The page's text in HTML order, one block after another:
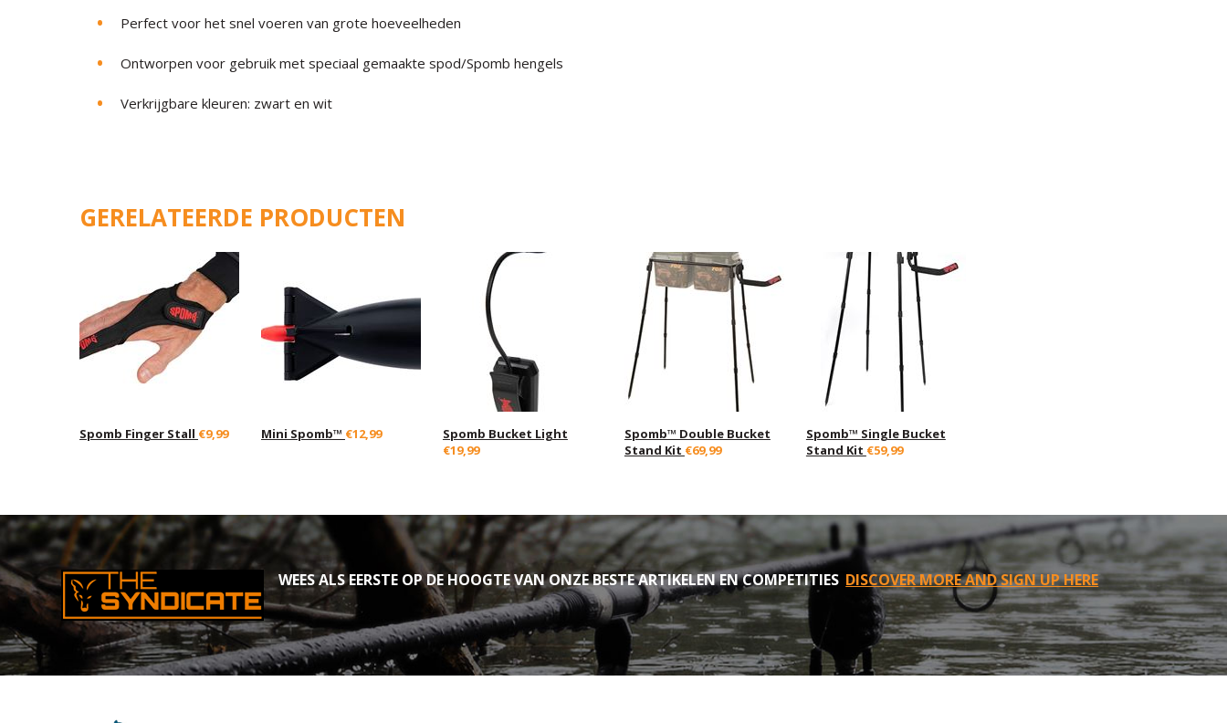
Perfect voor het snel voeren van grote hoeveelheden
Ontworpen voor gebruik met speciaal gemaakte spod/Spomb hengels
Verkrijgbare kleuren: zwart en wit
GERELATEERDE PRODUCTEN
Spomb Finger Stall €9,99 Mini Spomb™ €12,99
Spomb Bucket Light
€19,99
Spomb™ Double Bucket
Stand Kit €69,99
Spomb™ Single Bucket
Stand Kit €59,99
WEES ALS EERSTE OP DE HOOGTE VAN ONZE BESTE ARTIKELEN EN COMPETITIES DISCOVER MORE AND SIGN UP HERE